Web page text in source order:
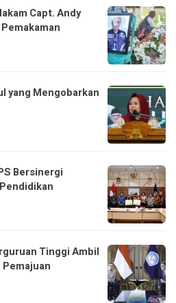
Capt. Andy
yang Mengobarkan
Bersinergi
Tinggi Ambil